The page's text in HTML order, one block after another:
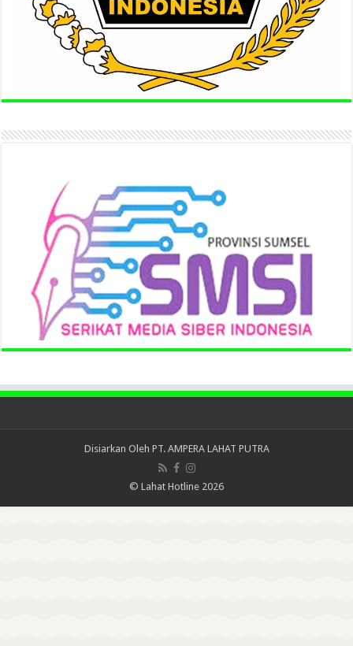
Disiarkan Oleh PT. AMPERA LAHAT PUTRA
© Lahat Hotline 2026